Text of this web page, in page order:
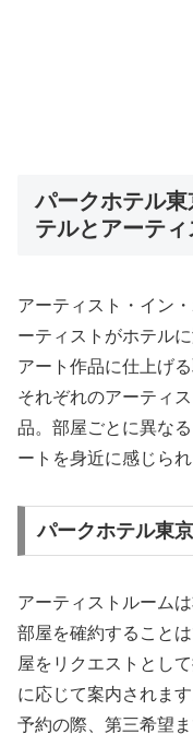
パークホテル
テルとアーテ
アーティスト・イン
ーティストがホテル
アート作品に仕上げる
それぞれのアーティ
品。部屋ごとに異な
ートを身近に感じら
パークホテル東
アーティストルーム
部屋を確約すること
屋をリクエストとし
に応じて案内されます
予約の際、第三希望